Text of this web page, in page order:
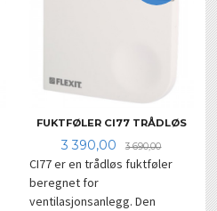
FUKTFØLER CI77 TRÅDLØS
Tilbud
3 390,00 3 690,00Rabatt
CI77 er en trådløs fuktføler
beregnet for
ventilasjonsanlegg. Den